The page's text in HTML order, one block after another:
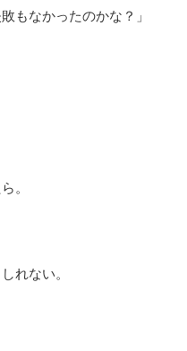
もなかったのかな？」
。
れない。